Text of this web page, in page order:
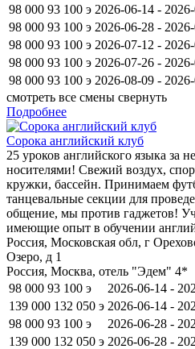
98 000 93 100 э 2026-06-14 -
98 000 93 100 э 2026-06-28 - 2026-
98 000 93 100 э 2026-07-12 -
98 000 93 100 э 2026-07-26 -
98 000 93 100 э 2026-08-09 -
смотреть все смены свернуть
Подробнее
Сорока английский клуб
25 уроков английского языка за
носителями! Свежий воздух,
кружки, бассейн. Принимаем
танцевальные секции для
общение, мы против гаджетов!
имеющие опыт в обучении
Россия, Московская обл, г
Озеро, д 1
Россия, Москва, отель "Эдем" 4*
98 000 93 100 э
2026-06-14 -
139 000 132 050 э 2026-06-14 -
98 000 93 100 э
2026-06-28 -
139 000 132 050 э 2026-06-28 -